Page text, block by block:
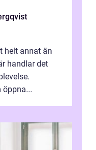
helt annat än
handlar det
öppna...